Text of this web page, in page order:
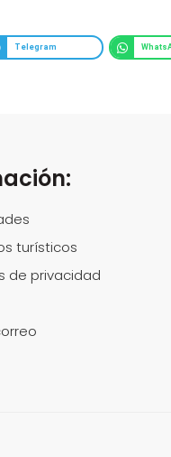
Telegram
turísticos
de privacidad